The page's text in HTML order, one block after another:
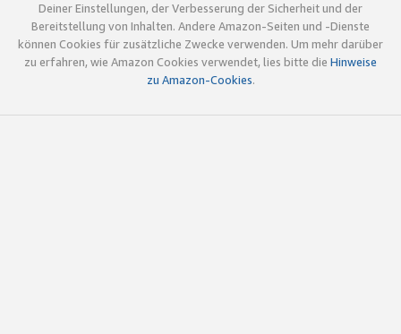
Deiner Einstellungen, der Verbesserung der Sicherheit und der
Bereitstellung von Inhalten. Andere Amazon-Seiten und -Dienste
können Cookies für zusätzliche Zwecke verwenden. Um mehr darüber
zu erfahren, wie Amazon Cookies verwendet, lies bitte die Hinweise
zu Amazon-Cookies.